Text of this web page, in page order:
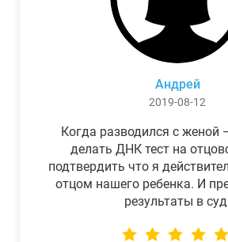
Андрей
2019-08-12
Когда разводился с женой
делать ДНК тест на
подтвердить что я
отцом нашего ребенка. И
результаты в